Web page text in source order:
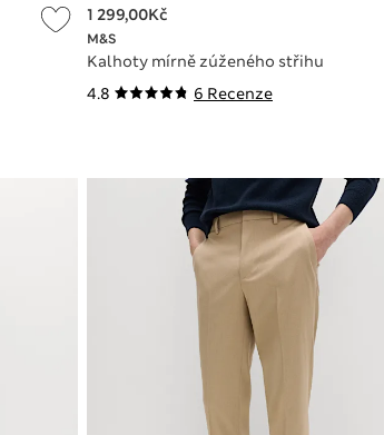
4.8 6 Recenze
M&S
Kalhoty mírně zúženého střihu
1 299,00Kč